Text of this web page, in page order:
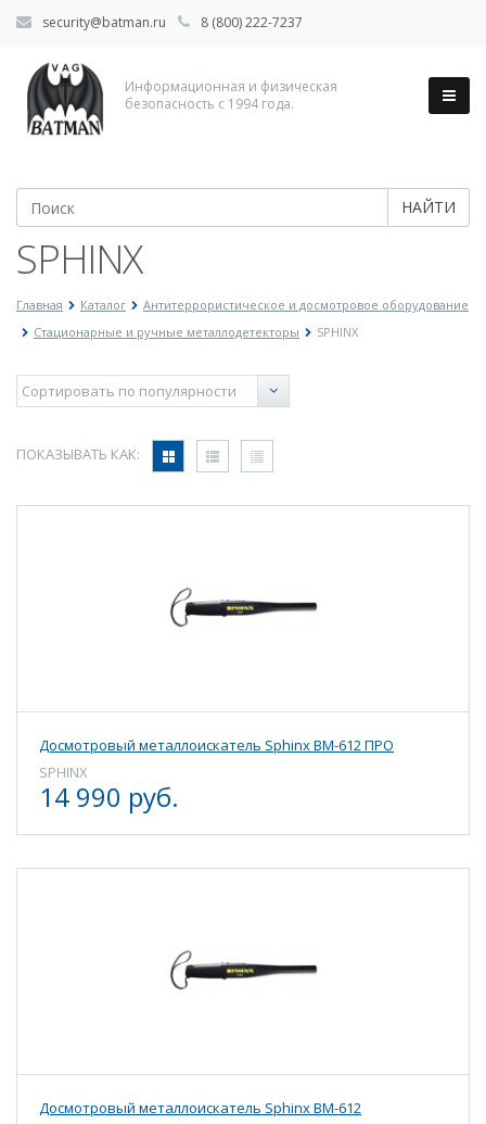
security@batman.ru 8 (800) 222-7237
Информационная и физическая
безопасность с 1994 года.
НАЙТИ
SPHINX
Главная Каталог
Антитеррористическое и досмотровое оборудование
Стационарные и ручные металлодетекторы
SPHINX
ПОКАЗЫВАТЬ КАК:
Досмотровый металлоискатель Sphinx ВМ-612 ПРО
SPHINX
14 990 руб.
Досмотровый металлоискатель Sphinx ВМ-612